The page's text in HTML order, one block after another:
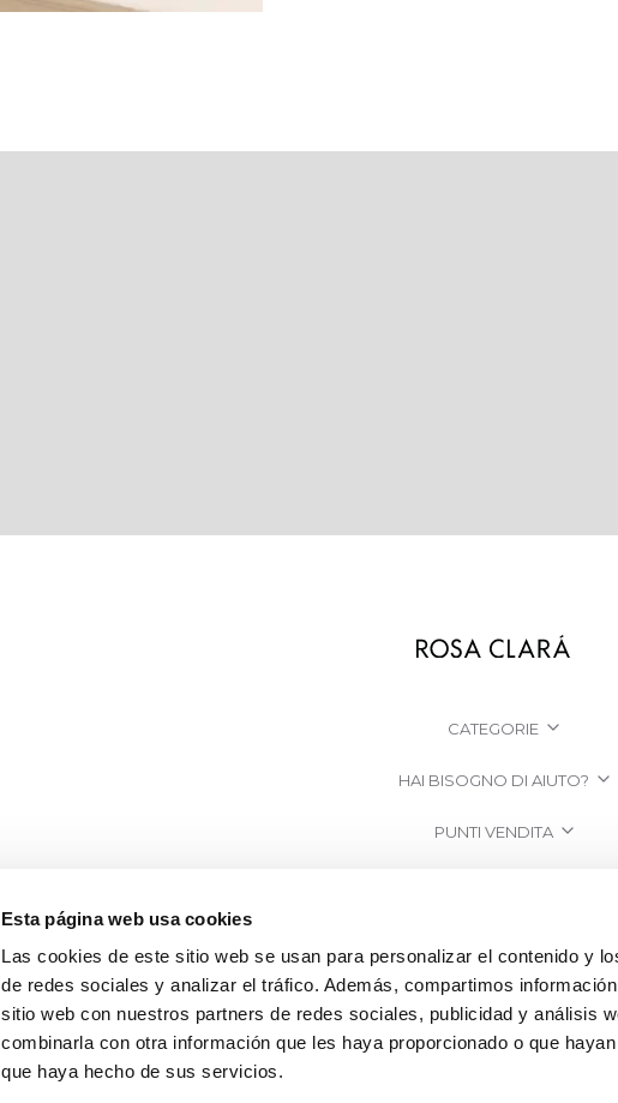
Esta página web usa cookies
Las cookies de este sitio web se usan para personalizar el contenido y
de redes sociales y analizar el tráfico. Además, compartimos
sitio web con nuestros partners de redes sociales, publicidad y análisis
combinarla con otra información que les haya proporcionado o que
que haya hecho de sus servicios.
CATEGORIE
HAI BISOGNO DI AIUTO?
PUNTI VENDITA